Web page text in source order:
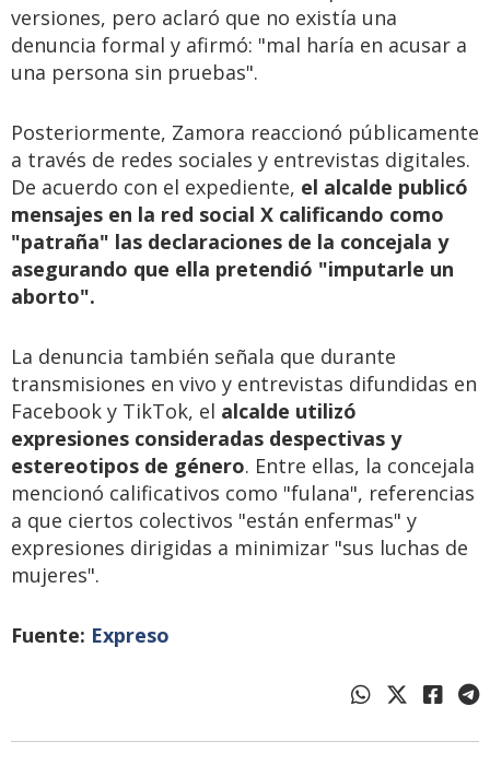
versiones, pero aclaró que no existía una
denuncia formal y afirmó: "mal haría en acusar a
una persona sin pruebas".
Posteriormente, Zamora reaccionó públicamente
a través de redes sociales y entrevistas digitales.
De acuerdo con el expediente, el alcalde publicó
mensajes en la red social X calificando como
"patraña" las declaraciones de la concejala y
asegurando que ella pretendió "imputarle un
aborto".
La denuncia también señala que durante
transmisiones en vivo y entrevistas difundidas en
Facebook y TikTok, el alcalde utilizó
expresiones consideradas despectivas y
estereotipos de género. Entre ellas, la concejala
mencionó calificativos como "fulana", referencias
a que ciertos colectivos "están enfermas" y
expresiones dirigidas a minimizar "sus luchas de
mujeres".
Fuente: Expreso